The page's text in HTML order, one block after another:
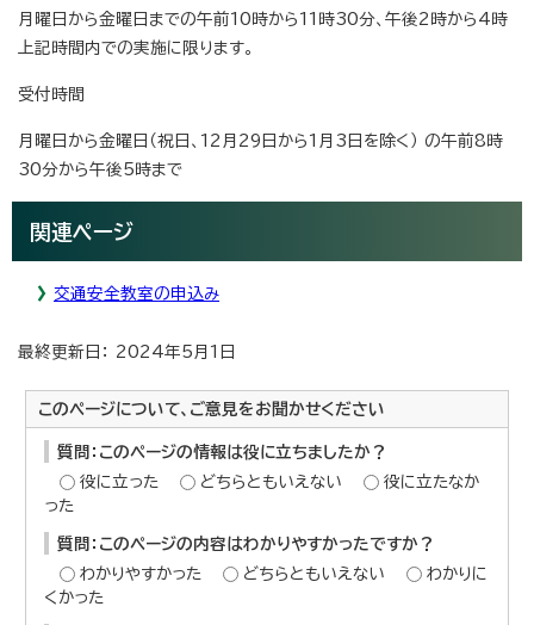
月曜日から金曜日までの午前10時から11時30分、午後2時から4時
上記時間内での実施に限ります。
受付時間
月曜日から金曜日（祝日、12月29日から1月3日を除く） の午前8時
30分から午後5時まで
関連ページ
交通安全教室の申込み
最終更新日： 2024年5月1日
このページについて、ご意見をお聞かせください
質問：このページの情報は役に立ちましたか？
役に立った
どちらともいえない
役に立たなか
った
質問：このページの内容はわかりやすかったですか？
わかりやすかった
どちらともいえない
わかりに
くかった